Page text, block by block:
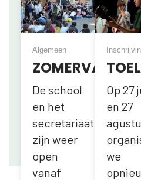
Algemeen
De school
en het
secretariaat
zijn weer
open
vanaf
Op 27
en 27
we